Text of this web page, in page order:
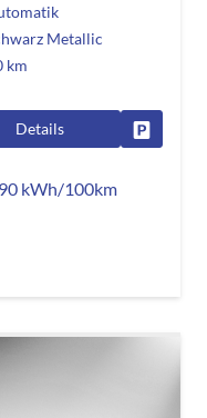
Metallic
km
Details
kWh/100km